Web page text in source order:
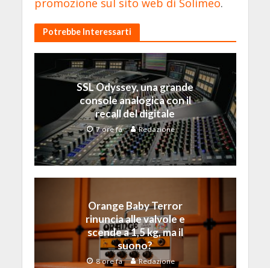
promozione sul sito web di Solimeo.
Potrebbe Interessarti
SSL Odyssey, una grande
console analogica con il
recall del digitale
7 ore fa Redazione
Orange Baby Terror
rinuncia alle valvole e
scende a 1,5 kg, ma il
suono?
8 ore fa Redazione